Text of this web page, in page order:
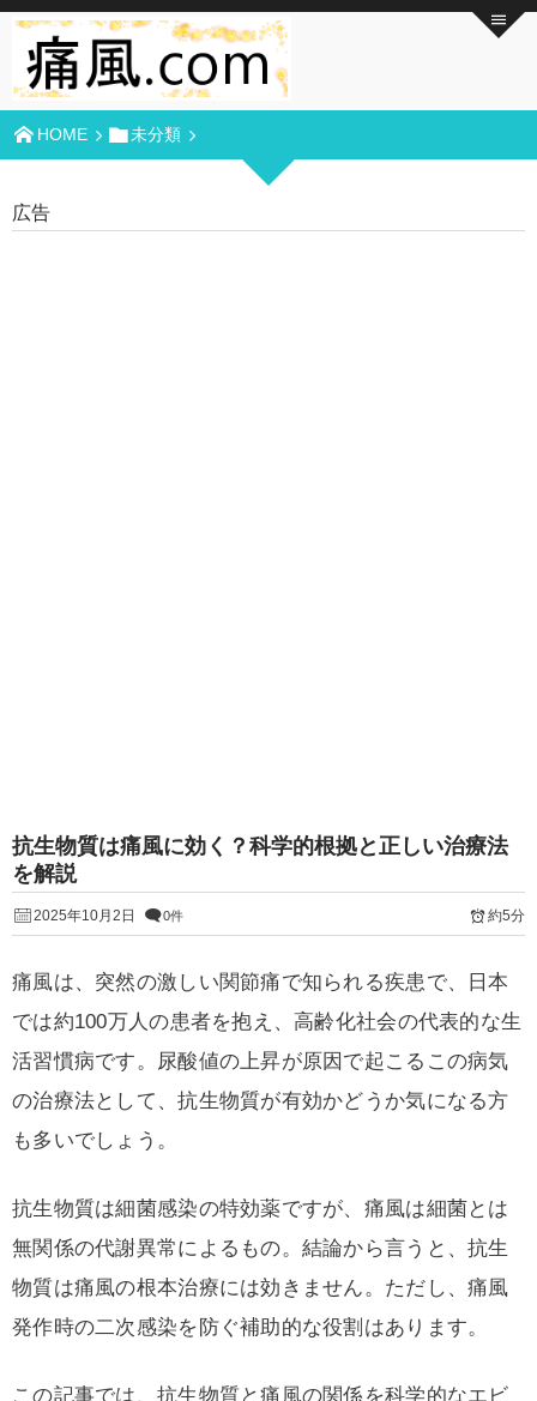
HOME 未分類
広告
抗生物質は痛風に効く？科学的根拠と正しい治療法
を解説
2025年10月2日 0件 約5分
痛風は、突然の激しい関節痛で知られる疾患で、日本
では約100万人の患者を抱え、高齢化社会の代表的な生
活習慣病です。尿酸値の上昇が原因で起こるこの病気
の治療法として、抗生物質が有効かどうか気になる方
も多いでしょう。
抗生物質は細菌感染の特効薬ですが、痛風は細菌とは
無関係の代謝異常によるもの。結論から言うと、抗生
物質は痛風の根本治療には効きません。ただし、痛風
発作時の二次感染を防ぐ補助的な役割はあります。
この記事では、抗生物質と痛風の関係を科学的なエビ